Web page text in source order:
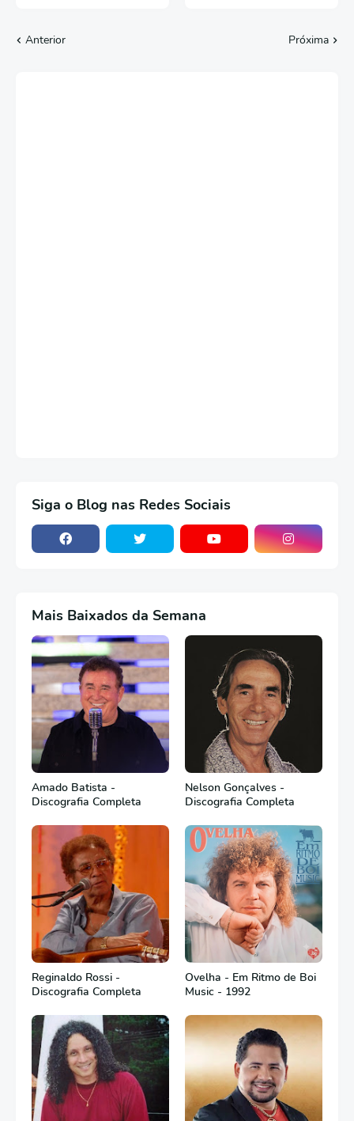
Anterior Próxima
Siga o Blog nas Redes Sociais
Mais Baixados da Semana
Amado Batista -
Discografia Completa
Nelson Gonçalves -
Discografia Completa
Reginaldo Rossi -
Discografia Completa
Ovelha - Em Ritmo de Boi
Music - 1992